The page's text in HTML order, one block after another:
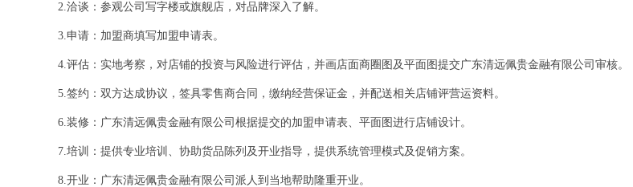
2.洽谈：参观公司写字楼或旗舰店，对品牌深入了解。
3.申请：加盟商填写加盟申请表。
4.评估：实地考察，对店铺的投资与风险进行评估，并画店面商圈图及平面图提交广东清远佩贵金融有限公司审核。
5.签约：双方达成协议，签具零售商合同，缴纳经营保证金，并配送相关店铺评营运资料。
6.装修：广东清远佩贵金融有限公司根据提交的加盟申请表、平面图进行店铺设计。
7.培训：提供专业培训、协助货品陈列及开业指导，提供系统管理模式及促销方案。
8.开业：广东清远佩贵金融有限公司派人到当地帮助隆重开业。